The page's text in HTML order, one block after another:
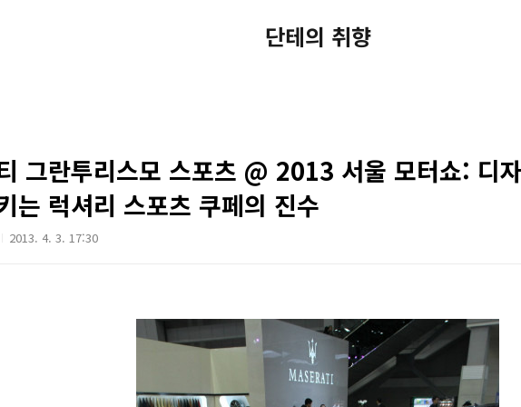
단테의 취향
그란투리스모 스포츠 @ 2013 서울 모터쇼: 디
는 럭셔리 스포츠 쿠페의 진수
2013. 4. 3. 17:30